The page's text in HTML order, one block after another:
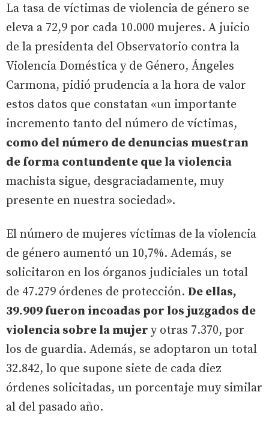
La tasa de víctimas de violencia de género se
eleva a 72,9 por cada 10.000 mujeres. A juicio
de la presidenta del Observatorio contra la
Violencia Doméstica y de Género, Ángeles
Carmona, pidió prudencia a la hora de valor
estos datos que constatan «un importante
incremento tanto del número de víctimas,
como del número de denuncias muestran
de forma contundente que la violencia
machista sigue, desgraciadamente, muy
presente en nuestra sociedad».
El número de mujeres víctimas de la violencia
de género aumentó un 10,7%. Además, se
solicitaron en los órganos judiciales un total
de 47.279 órdenes de protección. De ellas,
39.909 fueron incoadas por los juzgados de
violencia sobre la mujer y otras 7.370, por
los de guardia. Además, se adoptaron un total
32.842, lo que supone siete de cada diez
órdenes solicitadas, un porcentaje muy similar
al del pasado año.